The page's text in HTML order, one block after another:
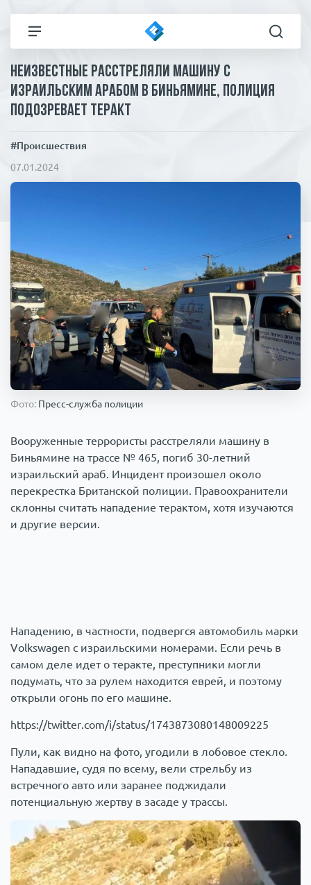
Все новости
Политика
Коронавирус
Происшествия
Технологии
ЧП И КРИМИНАЛ
1000 мелочей
Неизвестные расстреляли машину с
израильским арабом в Биньямине, полиция
подозревает теракт
#Происшествия
07.01.2024
Фото: Пресс-служба полиции
Вооруженные террористы расстреляли машину в
Биньямине на трассе № 465, погиб 30-летний
израильский араб. Инцидент произошел около
перекрестка Британской полиции. Правоохранители
склонны считать нападение терактом, хотя изучаются
и другие версии.
Нападению, в частности, подвергся автомобиль марки
Volkswagen с израильскими номерами. Если речь в
самом деле идет о теракте, преступники могли
подумать, что за рулем находится еврей, и поэтому
открыли огонь по его машине.
https://twitter.com/i/status/1743873080148009225
Пули, как видно на фото, угодили в лобовое стекло.
Нападавшие, судя по всему, вели стрельбу из
встречного авто или заранее поджидали
потенциальную жертву в засаде у трассы.